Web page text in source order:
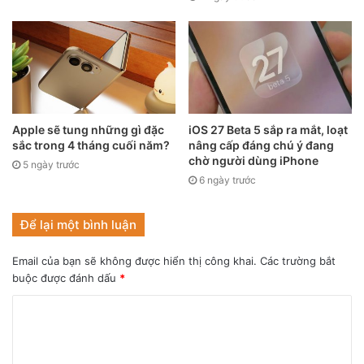
Apple sẽ tung những gì đặc
sắc trong 4 tháng cuối năm?
5 ngày trước
iOS 27 Beta 5 sắp ra mắt, loạt
nâng cấp đáng chú ý đang
chờ người dùng iPhone
6 ngày trước
Để lại một bình luận
Email của bạn sẽ không được hiển thị công khai. Các trường bắt
buộc được đánh dấu *